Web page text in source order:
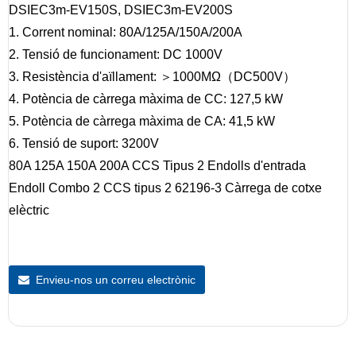
DSIEC3m-EV150S, DSIEC3m-EV200S
1. Corrent nominal: 80A/125A/150A/200A
2. Tensió de funcionament: DC 1000V
3. Resistència d'aïllament: ＞1000MΩ（DC500V）
4. Potència de càrrega màxima de CC: 127,5 kW
5. Potència de càrrega màxima de CA: 41,5 kW
6. Tensió de suport: 3200V
80A 125A 150A 200A CCS Tipus 2 Endolls d'entrada
Endoll Combo 2 CCS tipus 2 62196-3 Càrrega de cotxe
elèctric
Envieu-nos un correu electrònic